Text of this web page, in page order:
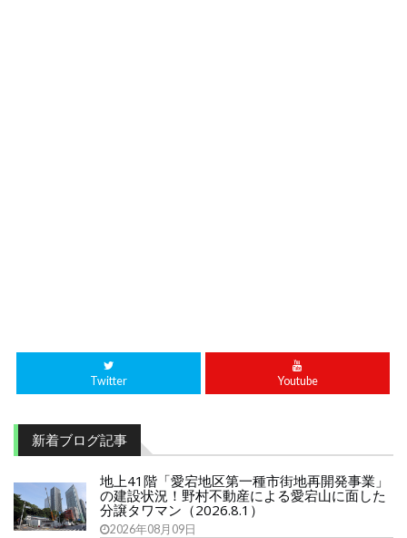
Twitter Youtube
新着ブログ記事
地上41階「愛宕地区第一種市街地再開発事業」
の建設状況！野村不動産による愛宕山に面した
分譲タワマン（2026.8.1）
2026年08月09日